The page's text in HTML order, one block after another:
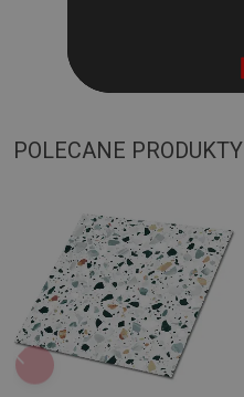
POLECANE PRODUKTY